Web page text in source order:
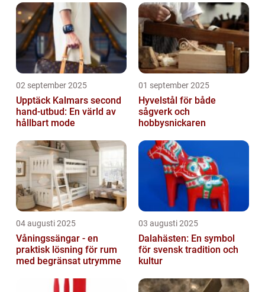
02 september 2025
Upptäck Kalmars second
hand-utbud: En värld av
hållbart mode
01 september 2025
Hyvelstål för både
sågverk och
hobbysnickaren
04 augusti 2025
Våningssängar - en
praktisk lösning för rum
med begränsat utrymme
03 augusti 2025
Dalahästen: En symbol
för svensk tradition och
kultur